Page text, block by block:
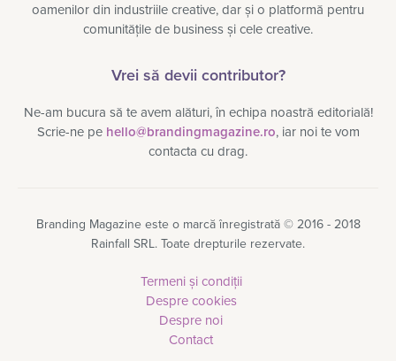
oamenilor din industriile creative, dar și o platformă pentru
comunitățile de business și cele creative.
Vrei să devii contributor?
Ne-am bucura să te avem alături, în echipa noastră editorială!
Scrie-ne pe hello@brandingmagazine.ro, iar noi te vom
contacta cu drag.
Branding Magazine este o marcă înregistrată © 2016 - 2018
Rainfall SRL. Toate drepturile rezervate.
Termeni și condiții
Despre cookies
Despre noi
Contact